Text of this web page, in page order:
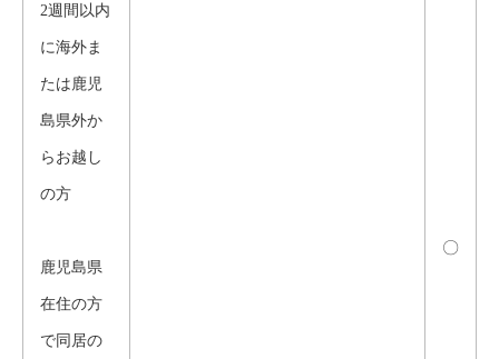
2週間以内
に海外ま
たは鹿児
島県外か
らお越し
の方
鹿児島県
在住の方
で同居の
〇